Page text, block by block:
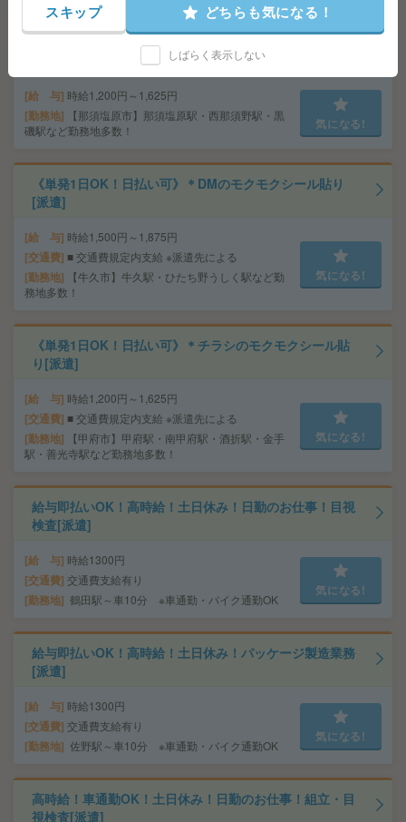
務地多数！
＼来社不要／単発1日OK＊DMの仕分け[派遣]
給 与 時給1,200円～1,625円
勤務地
【那須塩原市】那須塩原駅・西那須野駅・黒
磯駅など勤務地多数！
気になる!
《単発1日OK！日払い可》＊DMのモクモクシール貼り
[派遣]
給 与 時給1,500円～1,875円
交通費 ■ 交通費規定内支給 ※派遣先による
勤務地
【牛久市】牛久駅・ひたち野うしく駅など勤
務地多数！
気になる!
《単発1日OK！日払い可》＊チラシのモクモクシール貼
り[派遣]
給 与 時給1,200円～1,625円
交通費 ■ 交通費規定内支給 ※派遣先による
勤務地
【甲府市】甲府駅・南甲府駅・酒折駅・金手
駅・善光寺駅など勤務地多数！
気になる!
給与即払いOK！高時給！土日休み！日勤のお仕事！目視
検査[派遣]
給 与 時給1300円
交通費 交通費支給有り
勤務地 鶴田駅～車10分 ※車通勤・バイク通勤OK
気になる!
給与即払いOK！高時給！土日休み！パッケージ製造業務
[派遣]
給 与 時給1300円
交通費 交通費支給有り
勤務地 佐野駅～車10分 ※車通勤・バイク通勤OK
気になる!
高時給！車通勤OK！土日休み！日勤のお仕事！組立・目
視検査[派遣]
スキップ どちらも気になる！
しばらく表示しない